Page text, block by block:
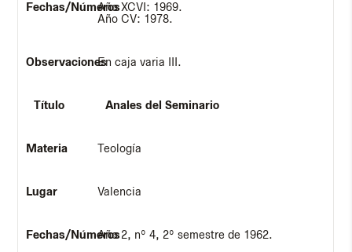
Año XCVI: 1969.
Año CV: 1978.
En caja varia III.
Anales del Seminario
Teología
Valencia
Año 2, nº 4, 2º semestre de 1962.